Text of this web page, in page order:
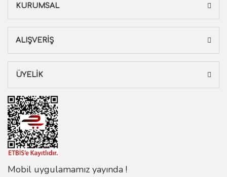
KURUMSAL
ALIŞVERİŞ
ÜYELİK
Mobil uygulamamız yayında !